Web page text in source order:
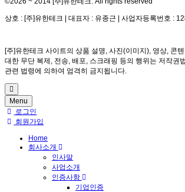
상호 : [주]유한테크 | 대표자 : 유종근 | 사업자등록번호 :
[주]유한테크 사이트의 상품 설명, 사진(이미지), 영상, 콘
대한 무단 복제, 전송, 배포, 스크래핑 등의 행위는 저작권
관련 법령에 의하여 엄격히 금지됩니다.
Menu
로그인
회원가입
Home
회사소개
인사말
사업소개
인증사항
기업인증